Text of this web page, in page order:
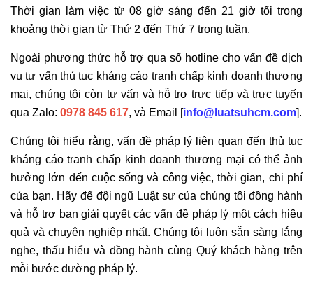
Thời gian làm việc từ 08 giờ sáng đến 21 giờ tối trong
khoảng thời gian từ Thứ 2 đến Thứ 7 trong tuần.
Ngoài phương thức hỗ trợ qua số hotline cho vấn đề dịch
vụ tư vấn thủ tục kháng cáo tranh chấp kinh doanh thương
mại, chúng tôi còn tư vấn và hỗ trợ trực tiếp và trực tuyến
qua Zalo: 0978 845 617, và Email [info@luatsuhcm.com].
Chúng tôi hiểu rằng, vấn đề pháp lý liên quan đến thủ tục
kháng cáo tranh chấp kinh doanh thương mại có thể ảnh
hưởng lớn đến cuộc sống và công việc, thời gian, chi phí
của bạn. Hãy để đội ngũ Luật sư của chúng tôi đồng hành
và hỗ trợ bạn giải quyết các vấn đề pháp lý một cách hiệu
quả và chuyên nghiệp nhất. Chúng tôi luôn sẵn sàng lắng
nghe, thấu hiểu và đồng hành cùng Quý khách hàng trên
mỗi bước đường pháp lý.